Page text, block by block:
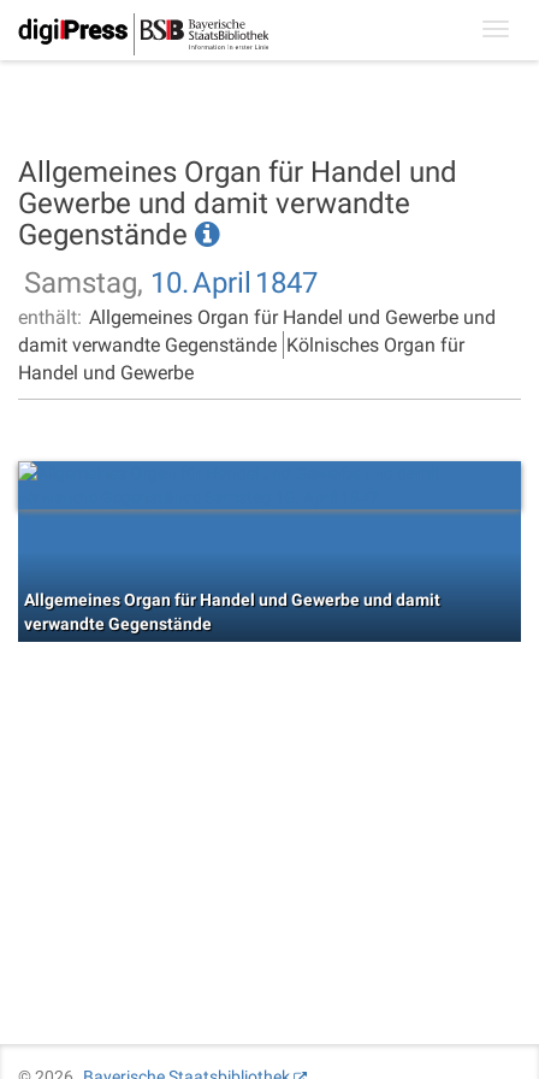
Allgemeines Organ für Handel und
Gewerbe und damit verwandte
Gegenstände
Samstag, 10.April 1847
enthält: Allgemeines Organ für Handel und Gewerbe und
damit verwandte Gegenstände Kölnisches Organ für
Handel und Gewerbe
Allgemeines Organ für Handel und Gewerbe und damit
verwandte Gegenstände